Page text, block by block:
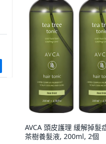
AVCA 頭皮護理 緩解掉髮
茶樹養髮液, 200ml, 2個